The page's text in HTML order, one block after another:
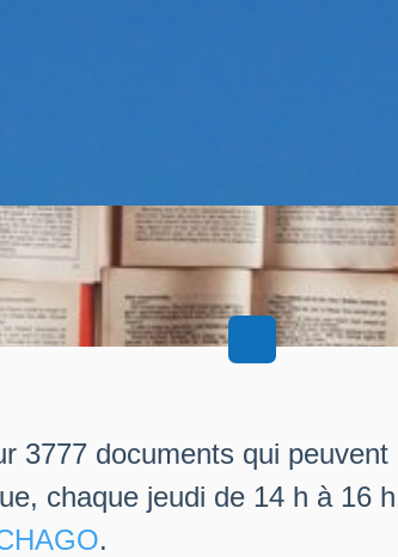
3777 documents qui peuvent
chaque jeudi de 14 h à 16 h
.